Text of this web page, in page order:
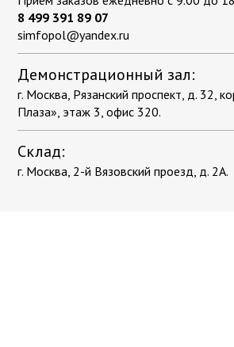
8 499 391 89 07
simfopol@yandex.ru
Демонстрационный зал:
г. Москва, Рязанский проспект, д. 32,
Плаза», этаж 3, офис 320.
Склад:
г. Москва, 2-й Вязовский проезд, д. 2А.